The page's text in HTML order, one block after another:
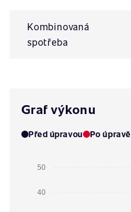
Kombinovaná
spotřeba
Graf výkonu
Před úpravou Po úpravě
50
40